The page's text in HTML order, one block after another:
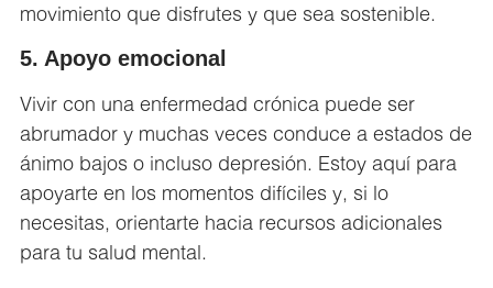
movimiento que disfrutes y que sea sostenible.
5. Apoyo emocional
Vivir con una enfermedad crónica puede ser
abrumador y muchas veces conduce a estados de
ánimo bajos o incluso depresión. Estoy aquí para
apoyarte en los momentos difíciles y, si lo
necesitas, orientarte hacia recursos adicionales
para tu salud mental.